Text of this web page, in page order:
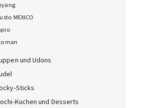
MEXICO
und Udons
Sticks
Kuchen und Desserts